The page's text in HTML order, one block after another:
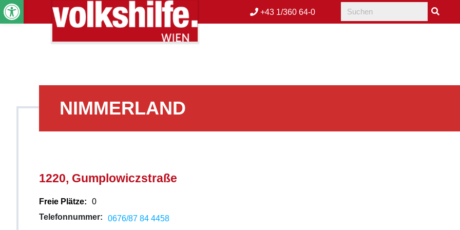
+43 1/360 64-0
NIMMERLAND
1220, Gumplowiczstraße
Freie Plätze:
0
Telefonnummer:
0676/87 84 4458